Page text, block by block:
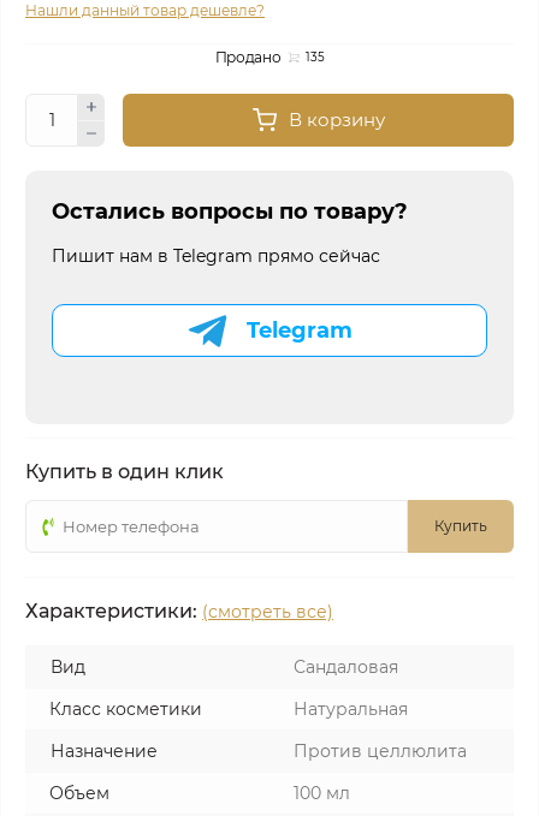
Нашли данный товар дешевле?
Продано 135
В корзину
Остались вопросы по товару?
Пишит нам в Telegram прямо сейчас
Telegram
Купить в один клик
Купить
Характеристики: (смотреть все)
Вид
Сандаловая
Класс косметики
Натуральная
Назначение
Против целлюлита
Объем
100 мл